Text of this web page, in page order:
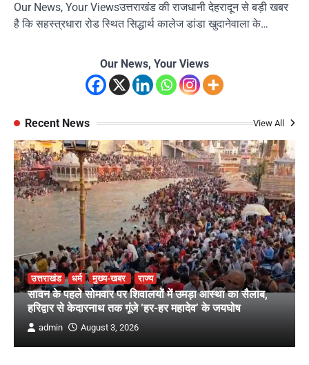
Our News, Your Viewsउत्तराखंड की राजधानी देहरादून से बड़ी खबर
है कि सहस्त्रधारा रोड स्थित सिद्धार्थ कालेज डांडा खुदानेवाला के…
Our News, Your Views
Recent News View All
उत्तराखंड धर्म मुख्य-खबर राज्य
सावन के पहले सोमवार पर शिवालयों में उमड़ा आस्था का सैलाब,
हरिद्वार से केदारनाथ तक गूंजे ‘हर-हर महादेव’ के जयघोष
admin August 3, 2026